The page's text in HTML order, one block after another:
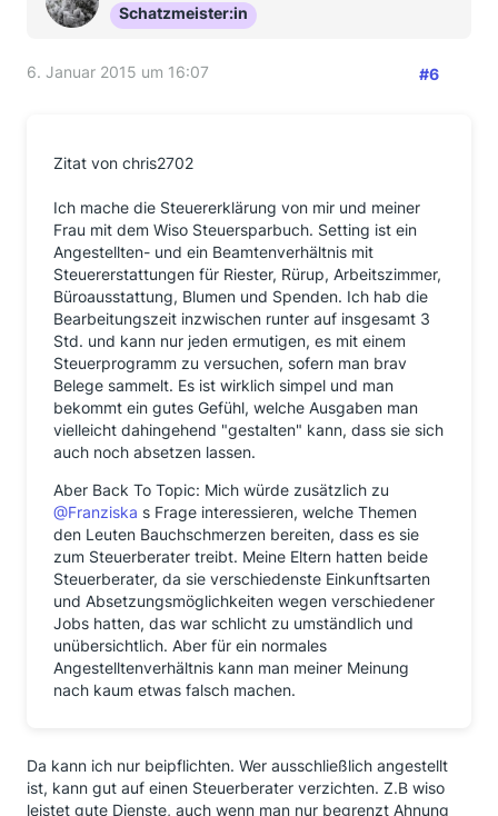
Schatzmeister:in
6. Januar 2015 um 16:07 #6
Zitat von chris2702
Ich mache die Steuererklärung von mir und meiner
Frau mit dem Wiso Steuersparbuch. Setting ist ein
Angestellten- und ein Beamtenverhältnis mit
Steuererstattungen für Riester, Rürup, Arbeitszimmer,
Büroausstattung, Blumen und Spenden. Ich hab die
Bearbeitungszeit inzwischen runter auf insgesamt 3
Std. und kann nur jeden ermutigen, es mit einem
Steuerprogramm zu versuchen, sofern man brav
Belege sammelt. Es ist wirklich simpel und man
bekommt ein gutes Gefühl, welche Ausgaben man
vielleicht dahingehend "gestalten" kann, dass sie sich
auch noch absetzen lassen.
Aber Back To Topic: Mich würde zusätzlich zu
@Franziska s Frage interessieren, welche Themen
den Leuten Bauchschmerzen bereiten, dass es sie
zum Steuerberater treibt. Meine Eltern hatten beide
Steuerberater, da sie verschiedenste Einkunftsarten
und Absetzungsmöglichkeiten wegen verschiedener
Jobs hatten, das war schlicht zu umständlich und
unübersichtlich. Aber für ein normales
Angestelltenverhältnis kann man meiner Meinung
nach kaum etwas falsch machen.
Da kann ich nur beipflichten. Wer ausschließlich angestellt
ist, kann gut auf einen Steuerberater verzichten. Z.B wiso
leistet gute Dienste, auch wenn man nur begrenzt Ahnung